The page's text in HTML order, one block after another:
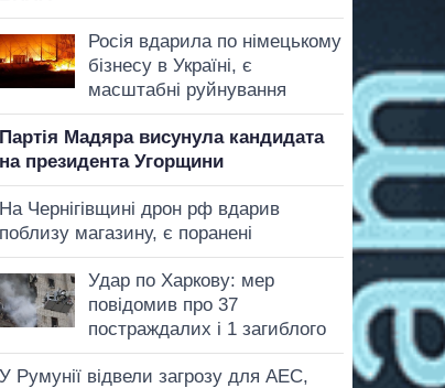
Росія вдарила по німецькому
бізнесу в Україні, є
масштабні руйнування
Партія Мадяра висунула кандидата
на президента Угорщини
На Чернігівщині дрон рф вдарив
поблизу магазину, є поранені
Удар по Харкову: мер
повідомив про 37
постраждалих і 1 загиблого
У Румунії відвели загрозу для АЕС,